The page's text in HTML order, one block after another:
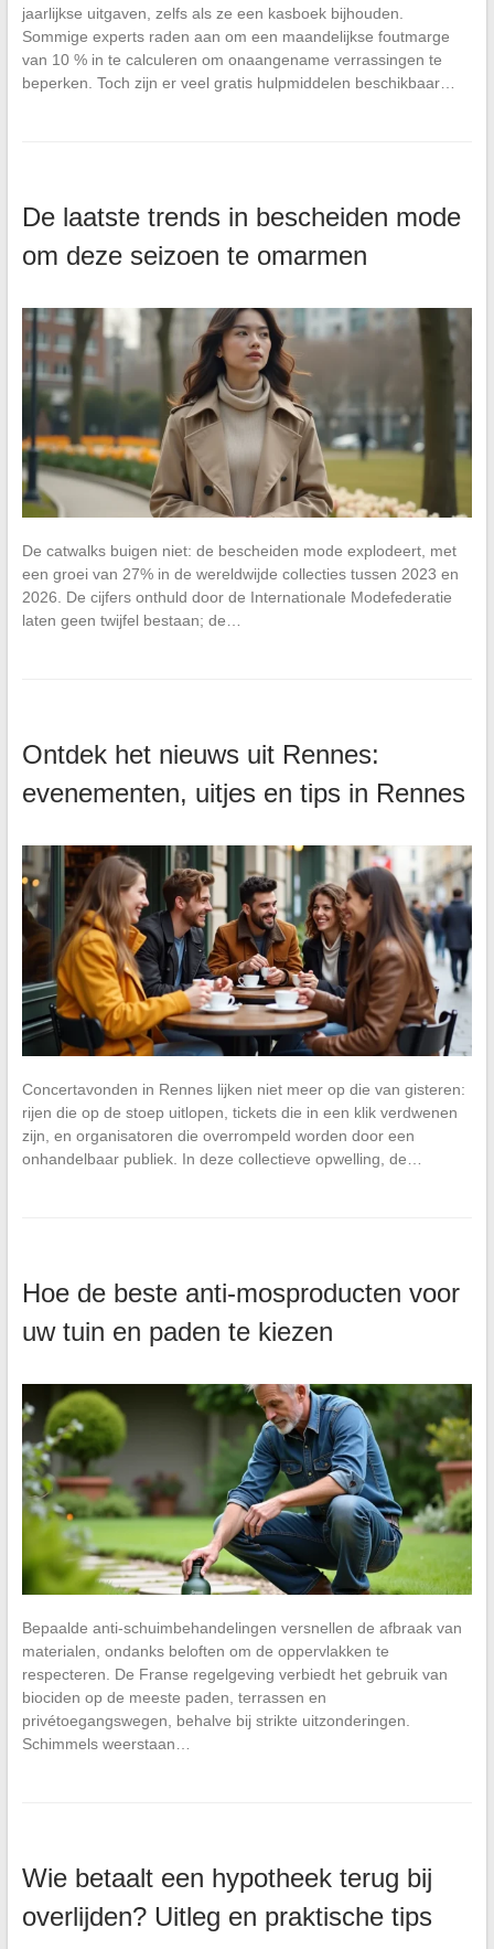
jaarlijkse uitgaven, zelfs als ze een kasboek bijhouden.
Sommige experts raden aan om een maandelijkse foutmarge
van 10 % in te calculeren om onaangename verrassingen te
beperken. Toch zijn er veel gratis hulpmiddelen beschikbaar…
De laatste trends in bescheiden mode
om deze seizoen te omarmen
De catwalks buigen niet: de bescheiden mode explodeert, met
een groei van 27% in de wereldwijde collecties tussen 2023 en
2026. De cijfers onthuld door de Internationale Modefederatie
laten geen twijfel bestaan; de…
Ontdek het nieuws uit Rennes:
evenementen, uitjes en tips in Rennes
Concertavonden in Rennes lijken niet meer op die van gisteren:
rijen die op de stoep uitlopen, tickets die in een klik verdwenen
zijn, en organisatoren die overrompeld worden door een
onhandelbaar publiek. In deze collectieve opwelling, de…
Hoe de beste anti-mosproducten voor
uw tuin en paden te kiezen
Bepaalde anti-schuimbehandelingen versnellen de afbraak van
materialen, ondanks beloften om de oppervlakken te
respecteren. De Franse regelgeving verbiedt het gebruik van
biociden op de meeste paden, terrassen en
privétoegangswegen, behalve bij strikte uitzonderingen.
Schimmels weerstaan…
Wie betaalt een hypotheek terug bij
overlijden? Uitleg en praktische tips